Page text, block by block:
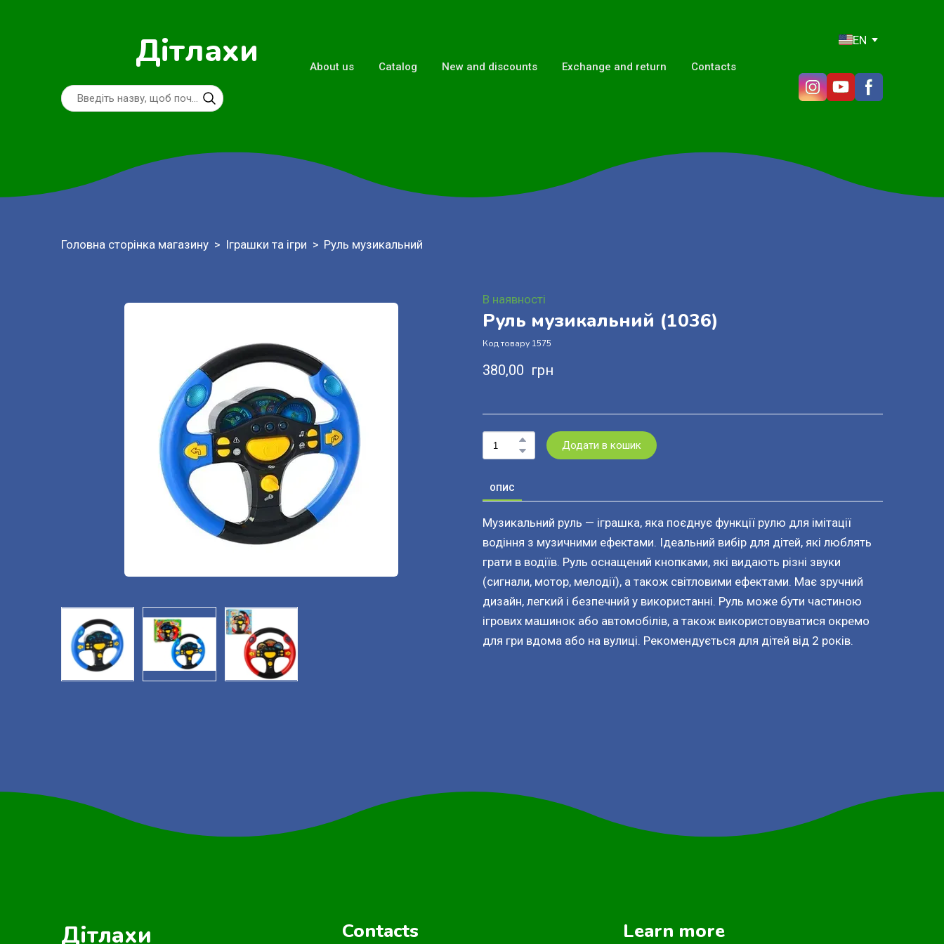
Дітлахи About us Catalog New and discounts Exchange and return Contacts
EN
Головна сторінка магазину Іграшки та ігри Руль музикальний
В наявності
Руль музикальний (1036)
Код товару 1575
380,00  грн
Додати в кошик
ОПИС
Музикальний руль — іграшка, яка поєднує функції рулю для імітації
водіння з музичними ефектами. Ідеальний вибір для дітей, які люблять
грати в водіїв. Руль оснащений кнопками, які видають різні звуки
(сигнали, мотор, мелодії), а також світловими ефектами. Має зручний
дизайн, легкий і безпечний у використанні. Руль може бути частиною
ігрових машинок або автомобілів, а також використовуватися окремо
для гри вдома або на вулиці. Рекомендується для дітей від 2 років.
Дітлахи Contacts Learn more